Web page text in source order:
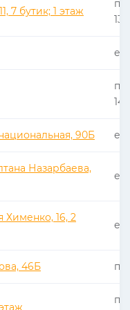
7 бутик; 1 этаж
пн
пн
90Б
Назарбаева,
Хименко, 16, 2
46Б пн
пн